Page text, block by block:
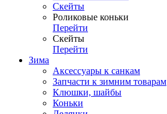
Скейты
Роликовые коньки
Перейти
Скейты
Перейти
Зима
Аксессуары к санкам
Запчасти к зимним товарам
Клюшки, шайбы
Коньки